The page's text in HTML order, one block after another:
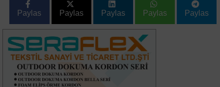
Paylas Paylas Paylas Paylas Paylas